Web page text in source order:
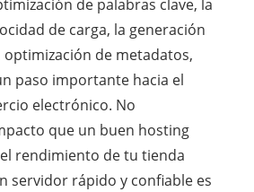
de palabras clave, la
de carga, la generación
optimización de metadatos,
paso importante hacia el
electrónico. No
que un buen hosting
rendimiento de tu tienda
servidor rápido y confiable es